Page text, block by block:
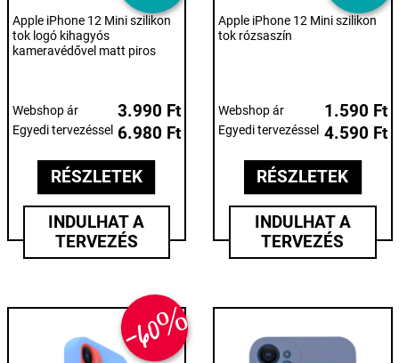
Apple iPhone 12 Mini szilikon
tok logó kihagyós
kameravédővel matt piros
Webshop ár 3.990 Ft
Egyedi tervezéssel 6.980 Ft
RÉSZLETEK
INDULHAT A
TERVEZÉS
Apple iPhone 12 Mini szilikon
tok rózsaszín
Webshop ár 1.590 Ft
Egyedi tervezéssel 4.590 Ft
RÉSZLETEK
INDULHAT A
TERVEZÉS
-60%